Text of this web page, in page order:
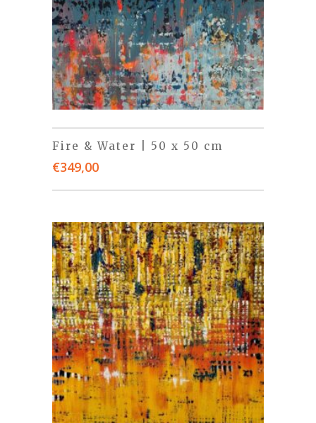
Fire & Water | 50 x 50 cm
€349,00